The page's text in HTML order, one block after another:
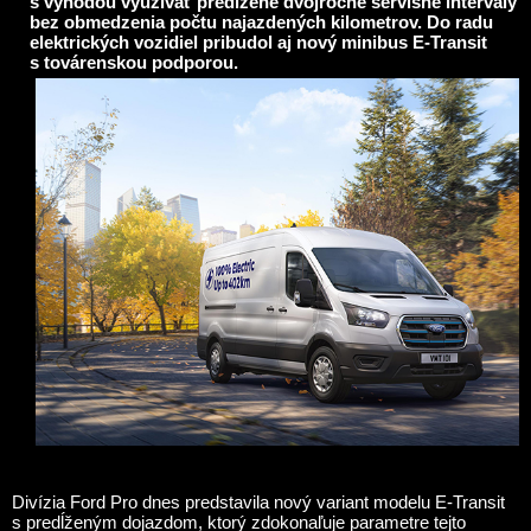
bez obmedzenia počtu najazdených kilometrov. Do radu
elektrických vozidiel pribudol aj nový minibus E-Transit
s továrenskou podporou.
Divízia Ford Pro dnes predstavila nový variant modelu E-Transit
s predĺženým dojazdom, ktorý zdokonaľuje parametre tejto